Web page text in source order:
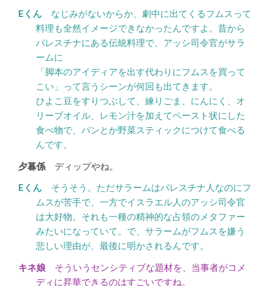
なじみがないからか、劇中に出てくるフムスって
料理も全然イメージできなかったんですよ。昔から
パレスチナにある伝統料理で、アッシ司令官がサラ
ームに
「脚本のアイディアを出す代わりにフムスを買って
こい」って言うシーンが何回も出てきます。
ひよこ豆をすりつぶして、練りごま、にんにく、オ
リーブオイル、レモン汁を加えてペースト状にした
食べ物で、パンとか野菜スティックにつけて食べる
んです。
ディップやね。
そうそう。ただサラームはパレスチナ人なのにフ
ムスが苦手で、一方でイスラエル人のアッシ司令官
は大好物。それも一種の精神的な占領のメタファー
みたいになっていて。で、サラームがフムスを嫌う
悲しい理由が、最後に明かされるんです。
そういうセンシティブな題材を、当事者がコメ
ディに昇華できるのはすごいですね。